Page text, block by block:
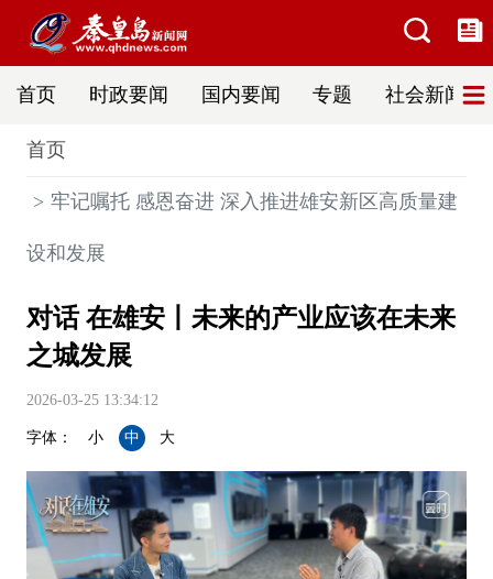
首页 时政要闻 国内要闻 专题 社会新闻
首页
牢记嘱托 感恩奋进 深入推进雄安新区高质量建
设和发展
对话 在雄安丨未来的产业应该在未来
之城发展
2026-03-25 13:34:12
字体： 小 中 大